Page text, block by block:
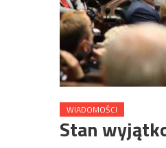
WIADOMOŚCI
Stan